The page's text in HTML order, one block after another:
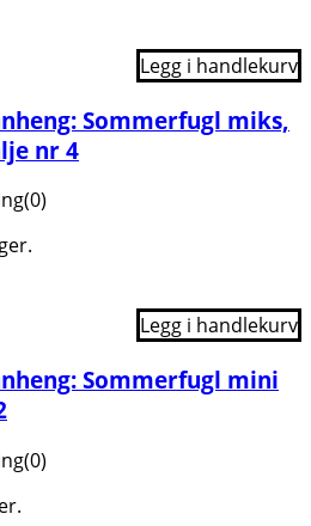
Legg i handlekurv
Sommerfugl miks,
nr 4
(0)
Legg i handlekurv
Sommerfugl mini
(0)